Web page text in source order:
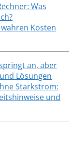
Was
Kosten
an, aber
Lösungen
Starkstrom:
und